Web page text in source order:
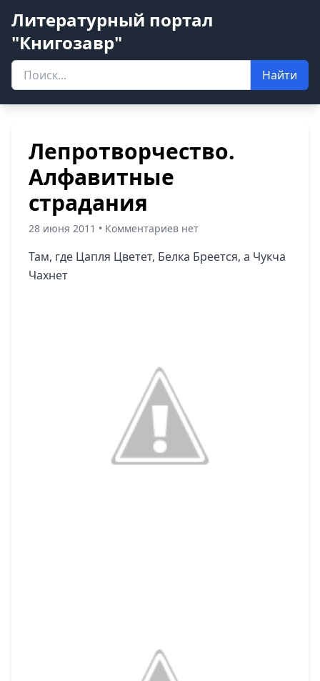
Литературный портал
"Книгозавр"
Найти
Лепротворчество.
Алфавитные
страдания
28 июня 2011 • Комментариев нет
Там, где Цапля Цветет, Белка Бреется, а Чукча
Чахнет